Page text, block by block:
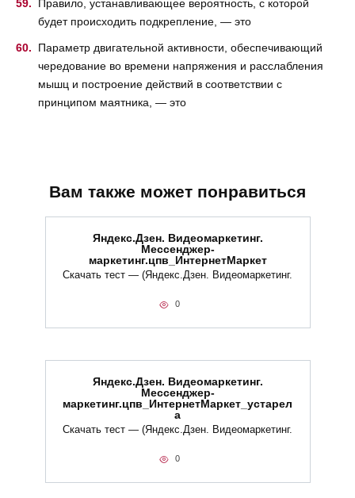
Правило, устанавливающее вероятность, с которой
будет происходить подкрепление, — это
Параметр двигательной активности, обеспечивающий
чередование во времени напряжения и расслабления
мышц и построение действий в соответствии с
принципом маятника, — это
Вам также может понравиться
Яндекс.Дзен. Видеомаркетинг.
Мессенджер-
маркетинг.цпв_ИнтернетМаркет
Скачать тест — (Яндекс.Дзен. Видеомаркетинг.
0
Яндекс.Дзен. Видеомаркетинг.
Мессенджер-
маркетинг.цпв_ИнтернетМаркет_устарел
а
Скачать тест — (Яндекс.Дзен. Видеомаркетинг.
0